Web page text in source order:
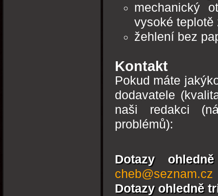
mechanický
vysoké teplotě
žehlení bez
Kontakt
Pokud máte
dodavatele
naši redakci
problémů):
Dotazy
cheb@seznam.cz
Dotazy ohledně